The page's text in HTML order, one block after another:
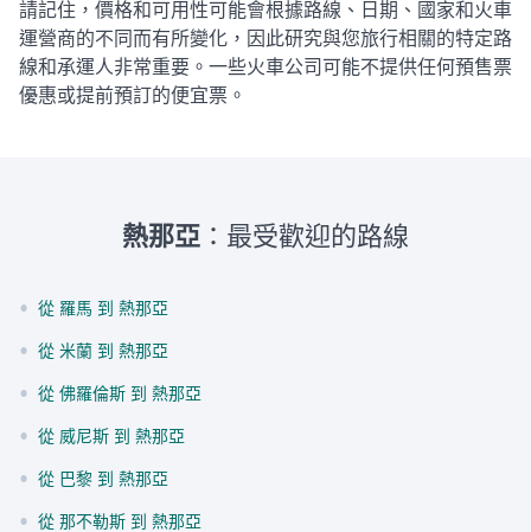
請記住，價格和可用性可能會根據路線、日期、國家和火車
運營商的不同而有所變化，因此研究與您旅行相關的特定路
線和承運人非常重要。一些火車公司可能不提供任何預售票
優惠或提前預訂的便宜票。
熱那亞 ：最受歡迎的路線
• 從 羅馬 到 熱那亞
• 從 米蘭 到 熱那亞
• 從 佛羅倫斯 到 熱那亞
• 從 威尼斯 到 熱那亞
• 從 巴黎 到 熱那亞
• 從 那不勒斯 到 熱那亞